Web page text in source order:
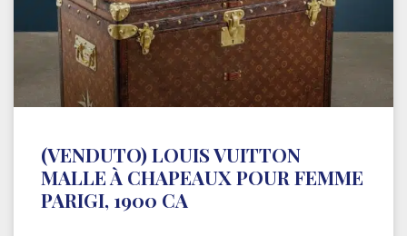
(VENDUTO) LOUIS VUITTON
MALLE À CHAPEAUX POUR FEMME
PARIGI, 1900 CA